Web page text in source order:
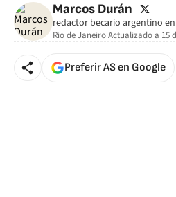
Marcos Durán twitter
redactor becario argentino en
Rio de JaneiroActualizado a 15
Preferir AS en Google